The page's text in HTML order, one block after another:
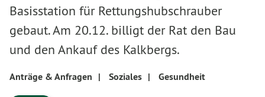
Basisstation für Rettungshubschrauber
gebaut. Am 20.12. billigt der Rat den Bau
und den Ankauf des Kalkbergs.
Anträge & Anfragen | Soziales | Gesundheit